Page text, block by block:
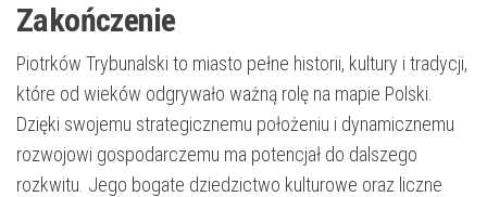
Zakończenie
Piotrków Trybunalski to miasto pełne historii, kultury i tradycji,
które od wieków odgrywało ważną rolę na mapie Polski.
Dzięki swojemu strategicznemu położeniu i dynamicznemu
rozwojowi gospodarczemu ma potencjał do dalszego
rozkwitu. Jego bogate dziedzictwo kulturowe oraz liczne